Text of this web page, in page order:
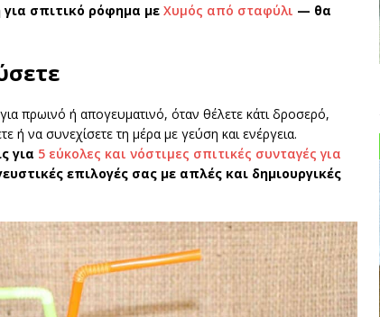
σπιτικό ρόφημα με Χυμός από σταφύλι — θα
πρωινό ή απογευματινό, όταν θέλετε κάτι δροσερό,
ή να συνεχίσετε τη μέρα με γεύση και ενέργεια.
για 5 εύκολες και νόστιμες σπιτικές συνταγές για
επιλογές σας με απλές και δημιουργικές